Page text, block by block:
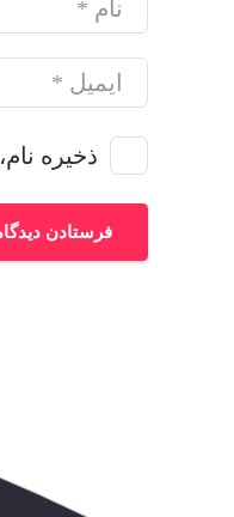
ذخیره
فرستادن